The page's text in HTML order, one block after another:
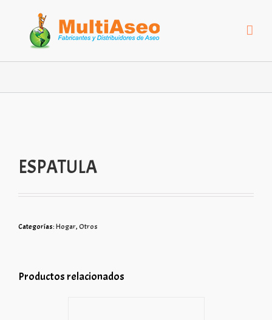
ESPATULA
Categorías:Hogar,Otros
Productos relacionados